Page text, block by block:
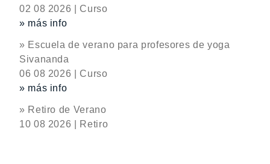
02 08 2026 | Curso
» más info
» Escuela de verano para profesores de yoga
Sivananda
06 08 2026 | Curso
» más info
» Retiro de Verano
10 08 2026 | Retiro